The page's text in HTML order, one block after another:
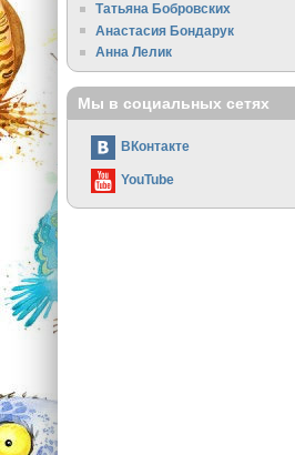
Татьяна Бобровских
Анастасия Бондарук
Анна Лелик
Мы в социальных сетях
ВКонтакте
YouTube